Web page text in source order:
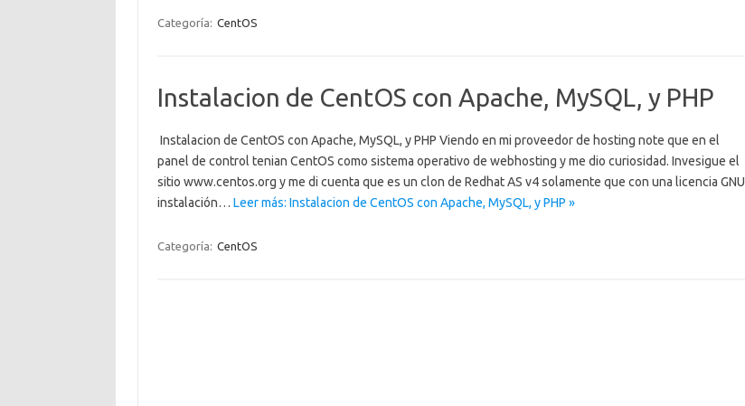
Categoría: CentOS
Instalacion de CentOS con Apache, MySQL, y PHP
Instalacion de CentOS con Apache, MySQL, y PHP Viendo en mi proveedor de hosting note que en el
panel de control tenian CentOS como sistema operativo de webhosting y me dio curiosidad. Invesigue el
sitio www.centos.org y me di cuenta que es un clon de Redhat AS v4 solamente que con una licencia GNU
instalación… Leer más: Instalacion de CentOS con Apache, MySQL, y PHP »
Categoría: CentOS